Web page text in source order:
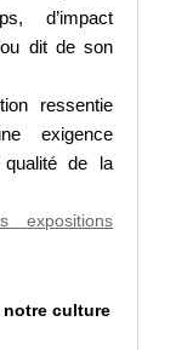
d’impact
dit de son
ressentie
exigence
qualité de la
expositions
notre culture